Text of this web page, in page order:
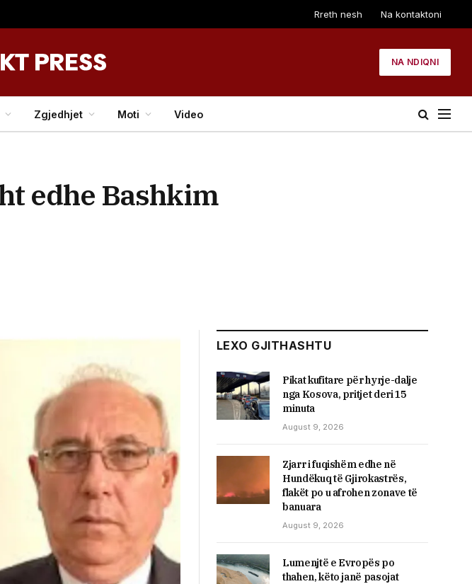
Rreth nesh Na kontaktoni
NA NDIQNI
Zgjedhjet Moti Video
edhe Bashkim
LEXO GJITHASHTU
​Pikat kufitare për hyrje-dalje
nga Kosova, pritjet deri 15
minuta
August 9, 2026
Zjarr i fuqishëm edhe në
Hundëkuq të Gjirokastrës,
flakët po u afrohen zonave të
banuara
August 9, 2026
Lumenjtë e Evropës po
thahen, këto janë pasojat